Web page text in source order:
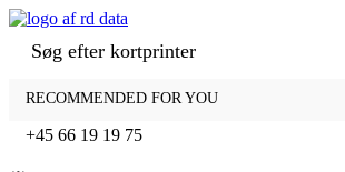
Søg efter kortprinter
RECOMMENDED FOR YOU
Ring til os
+45 66 19 19 75